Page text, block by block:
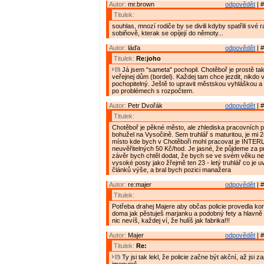
odpovědět |
Autor: mr.brown
Titulek:
souhlas, mnozí rodiče by se divili kdyby spatřili své
sobiňově, kterak se opíjejí do němoty...
odpovědět |
Autor: láďa
Titulek: Re:joho
Já jsem "sameta" pochopil. Chotěboř je prostě
veřejnej dům (bordel). Každej tam chce jezdit, nikdo
pochopitelný. Ještě to upravit městskou vyhláškou a
po problémech s rozpočtem.
odpovědět |
Autor: Petr Dvořák
Titulek:
Chotěboř je pěkné město, ale zhlediska pracovních
bohužel na Vysočině. Sem truhlář s maturitou, je mi
místo kde bych v Chotěboři mohl pracovat je
neuvěřitelných 50 Kč/hod. Je jasné, že půjdeme za
závěr bych chtěl dodat, že bych se ve svém věku
vysoké posty jako žřejmě ten 23 - letý truhlář co je
článků výše, a bral bych pozici manažera
odpovědět |
Autor: re:majer
Titulek:
Potřeba drahej Majere aby občas policie provedla
doma jak pěstuješ marjanku a podobný fety a hlavně
nic nevíš, každej ví, že hulíš jak fabrika!!!
odpovědět |
Autor: Majer
Titulek: Re:
Ty jsi tak lekl, že policie začne být akční, až jsi